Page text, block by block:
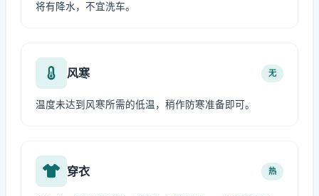
将有降水，不宜洗车。
风寒 无
温度未达到风寒所需的低温，稍作防寒准备即可。
穿衣 热